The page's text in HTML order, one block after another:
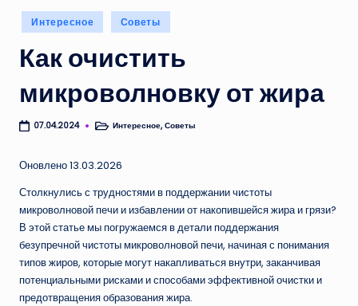
Опубликовано
в
Интересное Советы
Как очистить
микроволновку от жира
07.04.2024
Опубликовано
Интересное,Советы
Оновлено 13.03.2026
Столкнулись с трудностями в поддержании чистоты
микроволновой печи и избавлении от накопившейся жира и грязи?
В этой статье мы погружаемся в детали поддержания
безупречной чистоты микроволновой печи, начиная с понимания
типов жиров, которые могут накапливаться внутри, заканчивая
потенциальными рисками и способами эффективной очистки и
предотвращения образования жира.